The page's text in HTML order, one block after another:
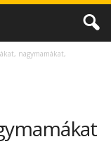
nagymamákat,